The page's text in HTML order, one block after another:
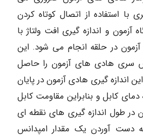
با استفاده از اتصال کوتاه کردن
و اندازه گیری افت ولتاژ با
در حلقه انجام می شود. این
سری هادی های آزمون را حاصل
اندازه گیری هادی آزمون در پایان
دمای کابل و بنابراین مقاومت کابل
در طول اندازه گیری های نقطه ای
دست آوردن یک مقدار امپدانس